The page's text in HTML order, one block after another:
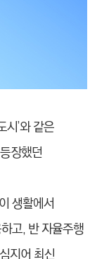
시’와 같은
장했던
생활에서
고, 반 자율주행
심지어 최신